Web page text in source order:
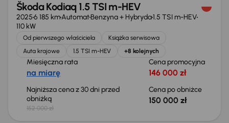
Škoda Kodiaq 1.5 TSI m-HEV
20256 185 kmAutomatBenzyna + Hybryda1.5 TSI m-HEV
110 kW
Od pierwszego właściciela
Książka serwisowa
Auta krajowe
1.5 TSI m-HEV +8 kolejnych
Miesięczna rata
na miarę
Cena promocyjna
146 000 zł
Najniższa cena z 30 dni przed
obniżką
152 000 zł
Cena po obniżce
150 000 zł
Taniej o 3 000 zł